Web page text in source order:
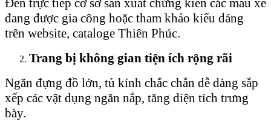
Đến trực tiếp cơ sở sản xuất chứng kiến các mẫu xe
đang được gia công hoặc tham khảo kiểu dáng
trên website, cataloge Thiên Phúc.
Trang bị không gian tiện ích rộng rãi
Ngăn đựng đồ lớn, tủ kính chắc chắn dễ dàng sắp
xếp các vật dụng ngăn nắp, tăng diện tích trưng
bày.